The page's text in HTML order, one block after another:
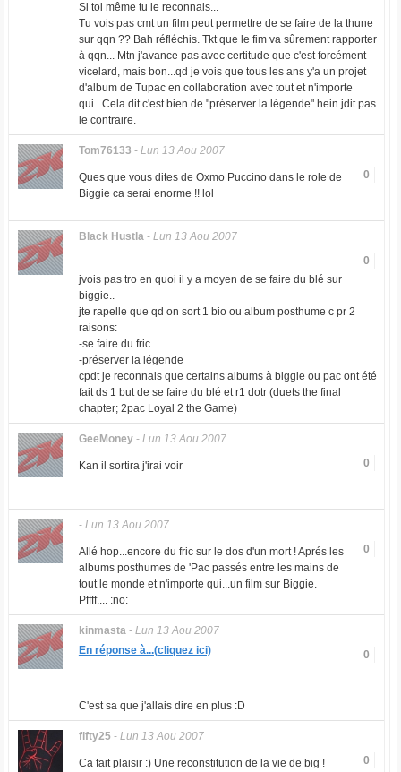
Si toi même tu le reconnais...
Tu vois pas cmt un film peut permettre de se faire de la thune
sur qqn ?? Bah réfléchis. Tkt que le fim va sûrement rapporter
à qqn... Mtn j'avance pas avec certitude que c'est forcément
vicelard, mais bon...qd je vois que tous les ans y'a un projet
d'album de Tupac en collaboration avec tout et n'importe
qui...Cela dit c'est bien de "préserver la légende" hein jdit pas
le contraire.
Tom76133 - Lun 13 Aou 2007
0
Ques que vous dites de Oxmo Puccino dans le role de
Biggie ca serai enorme !! lol
Black Hustla- Lun 13 Aou 2007
0
jvois pas tro en quoi il y a moyen de se faire du blé sur
biggie..
jte rapelle que qd on sort 1 bio ou album posthume c pr 2
raisons:
-se faire du fric
-préserver la légende
cpdt je reconnais que certains albums à biggie ou pac ont été
fait ds 1 but de se faire du blé et r1 dotr (duets the final
chapter; 2pac Loyal 2 the Game)
GeeMoney- Lun 13 Aou 2007
0
Kan il sortira j'irai voir
- Lun 13 Aou 2007
0
Allé hop...encore du fric sur le dos d'un mort ! Aprés les
albums posthumes de 'Pac passés entre les mains de
tout le monde et n'importe qui...un film sur Biggie.
Pffff.... :no:
kinmasta- Lun 13 Aou 2007
0
En réponse à...(cliquez ici)
C'est sa que j'allais dire en plus :D
fifty25- Lun 13 Aou 2007
0
Ca fait plaisir :) Une reconstitution de la vie de big !